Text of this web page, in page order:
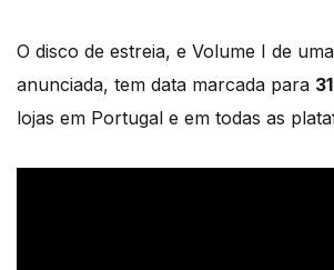
O disco de estreia, e Volume I de
anunciada, tem data marcada para
lojas em Portugal e em todas as